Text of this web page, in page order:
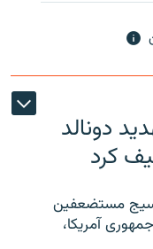
دونالد
کرد
مستضعفین
آمریکا،